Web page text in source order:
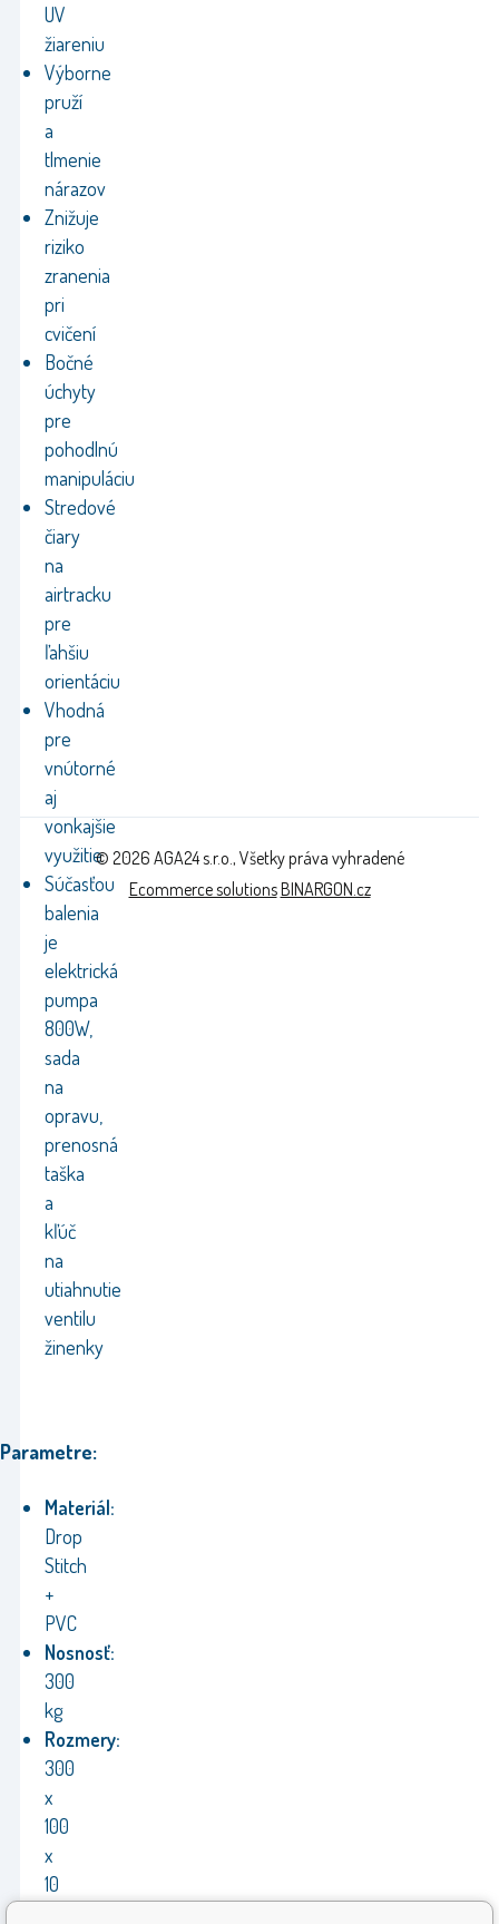
UV
žiareniu
Výborne
pruží
a
tlmenie
nárazov
Znižuje
riziko
zranenia
pri
cvičení
Bočné
úchyty
pre
pohodlnú
manipuláciu
Stredové
čiary
na
airtracku
pre
ľahšiu
orientáciu
Vhodná
pre
vnútorné
aj
vonkajšie
využitie
Súčasťou
balenia
je
elektrická
pumpa
800W,
sada
na
opravu,
prenosná
taška
a
kľúč
na
utiahnutie
ventilu
žinenky
Parametre:
Materiál:
Drop
Stitch
+
PVC
Nosnosť:
300
kg
Rozmery:
300
x
100
x
10
© 2026 AGA24 s.r.o., Všetky práva vyhradené
Ecommerce solutionsBINARGON.cz